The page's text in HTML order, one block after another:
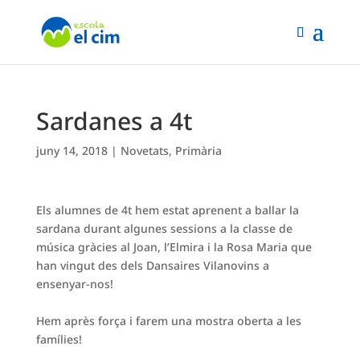
Sardanes a 4t
juny 14, 2018| Novetats, Primària
Els alumnes de 4t hem estat aprenent a ballar la
sardana durant algunes sessions a la classe de
música gràcies al Joan, l’Elmira i la Rosa Maria que
han vingut des dels Dansaires Vilanovins a
ensenyar-nos!
Hem après força i farem una mostra oberta a les
famílies!